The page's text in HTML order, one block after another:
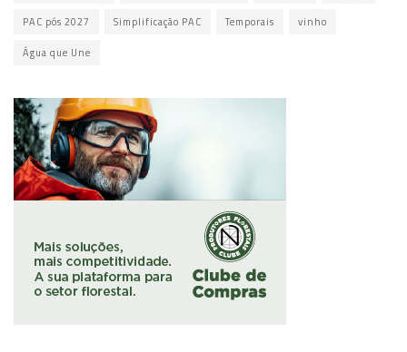
PAC pós 2027 Simplificação PAC Temporais vinho
Água que Une